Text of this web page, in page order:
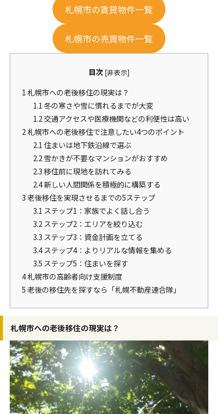
札幌市の賃貸物件一覧
札幌市の売買物件一覧
目次 [非表示]
1札幌市への老後移住の現実は？
1.1冬の寒さや雪に慣れるまでが大変
1.2交通アクセスや医療機関などの利便性は高い
2札幌市への老後移住で注意したい4つのポイント
2.1住まいは地下鉄沿線で選ぶ
2.2雪かきが不要なマンションがおすすめ
2.3移住前に現地を訪れてみる
2.4新しい人間関係を積極的に構築する
3老後移住を実現させるまでの5ステップ
3.1 ステップ1：家族でよく話し合う
3.2ステップ2：エリアを絞り込む
3.3 ステップ3：資金計画を立てる
3.4ステップ4：よりリアルな情報を集める
3.5 ステップ5：住まいを探す
4札幌市の高齢者向け支援制度
5老後の移住先を探すなら「札幌不動産連合隊」
札幌市への老後移住の現実は？